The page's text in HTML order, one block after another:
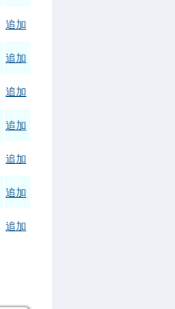
追加
追加
追加
追加
追加
追加
追加